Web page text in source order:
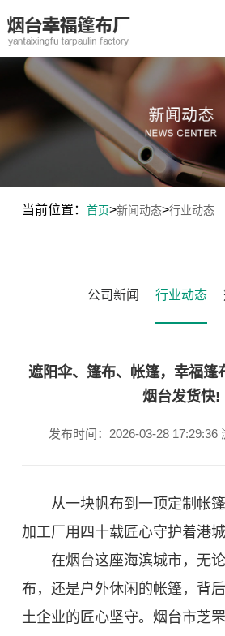
网
站
公
当前位置： 首页>新闻动态>行业动态
公司新闻 行业动态
遮阳伞、篷布、帐篷，幸福篷
烟台发货快!
发布时间：2026-03-28 17:29:36
从一块帆布到一顶定制帐
加工厂用四十载匠心守护着港城
在烟台这座海滨城市，无论
布，还是户外休闲的帐篷，背
土企业的匠心坚守。烟台市芝